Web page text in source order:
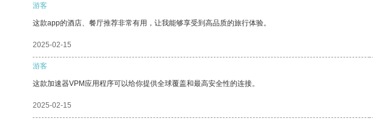
游客
这款app的酒店、餐厅推荐非常有用，让我能够享受到高品质的旅行体验。
2025-02-15
游客
这款加速器VPM应用程序可以给你提供全球覆盖和最高安全性的连接。
2025-02-15